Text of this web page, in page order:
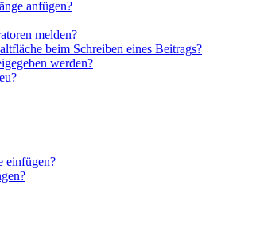
anfügen?
melden?
beim Schreiben eines Beitrags?
werden?
einfügen?